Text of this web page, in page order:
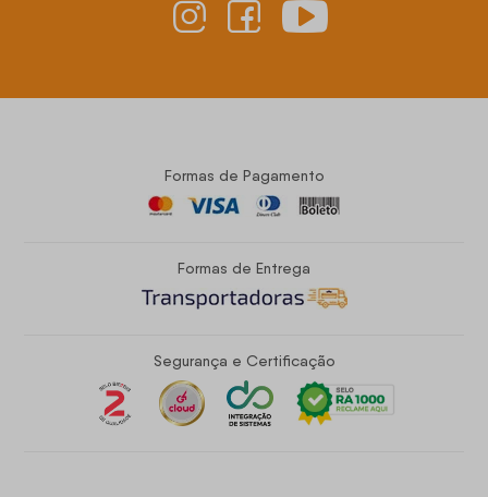
Formas de Pagamento
Formas de Entrega
Segurança e Certificação